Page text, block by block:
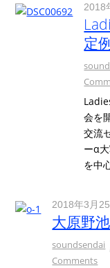
2018
定
会を
交流
ーα
を中
2018年3月25
大原野
soundsendai
Comments